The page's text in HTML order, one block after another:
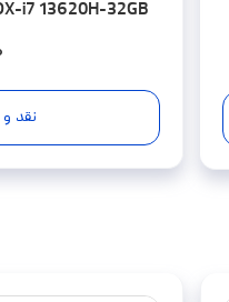
i7 13620H-32GB
نقد